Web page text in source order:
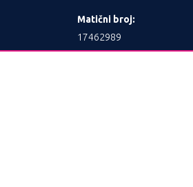
Matični broj:
17462989
Nastojimo